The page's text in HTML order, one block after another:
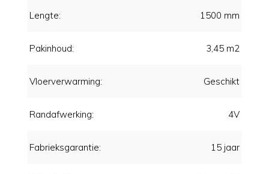
Lengte: 1500 mm
Pakinhoud: 3,45 m2
Vloerverwarming: Geschikt
Randafwerking: 4V
Fabrieksgarantie: 15 jaar